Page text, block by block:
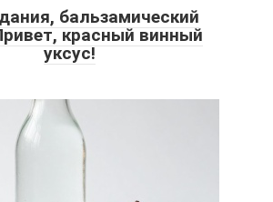
бальзамический
красный винный
уксус!